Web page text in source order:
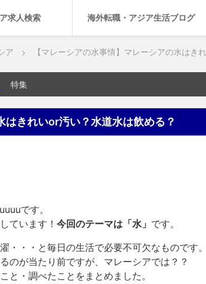
求人検索 海外転職・アジア生活ブログ
ア 【マレーシアの水事情】マレーシアの水はき
特集
はきれいor汚い？水道水は飲める？
です。
ています！ 今回のテーマは「水」 です。
・・・と毎日の生活で必要不可欠なものです。
のが当たり前ですが、マレーシアでは？？
と・調べたことをまとめました。